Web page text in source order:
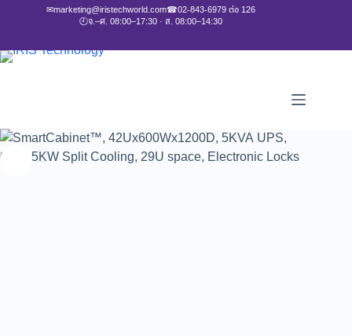
✉marketing@iristechworld.com☎02-843-6979 ต่อ 126
🕘จ.–ศ. 08:00–17:30 · ส. 08:00–14:30